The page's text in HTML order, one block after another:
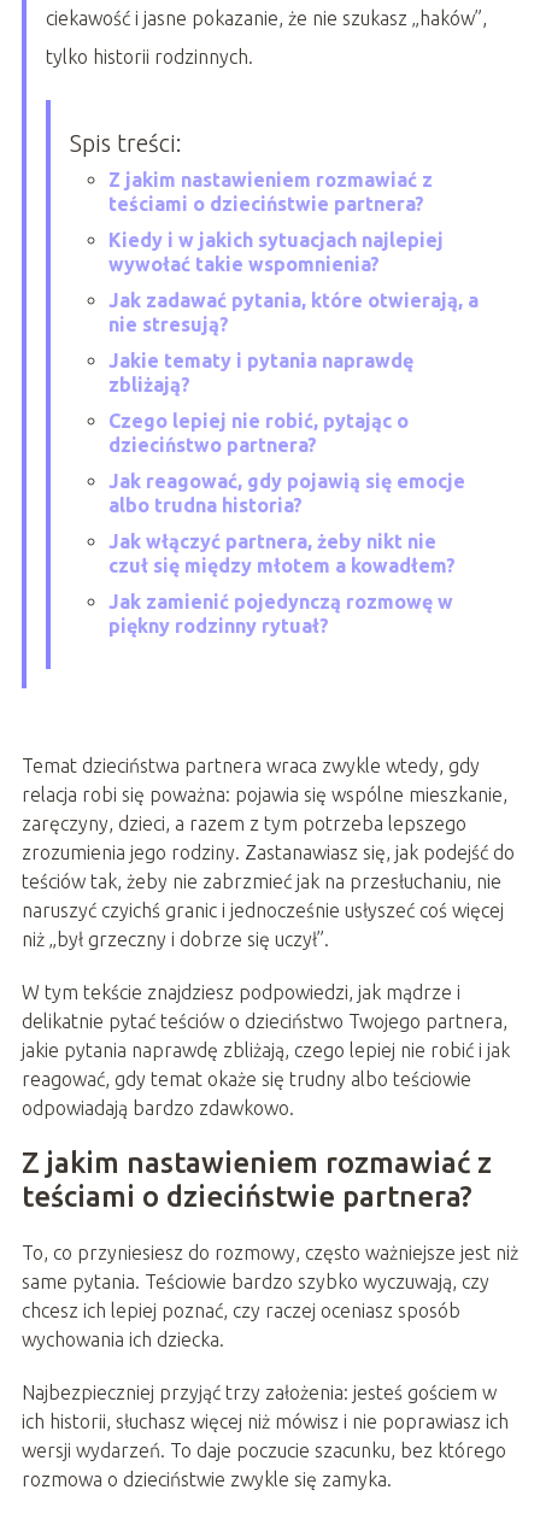
ciekawość i jasne pokazanie, że nie szukasz „haków”,
tylko historii rodzinnych.
Spis treści:
Z jakim nastawieniem rozmawiać z
teściami o dzieciństwie partnera?
Kiedy i w jakich sytuacjach najlepiej
wywołać takie wspomnienia?
Jak zadawać pytania, które otwierają, a
nie stresują?
Jakie tematy i pytania naprawdę
zbliżają?
Czego lepiej nie robić, pytając o
dzieciństwo partnera?
Jak reagować, gdy pojawią się emocje
albo trudna historia?
Jak włączyć partnera, żeby nikt nie
czuł się między młotem a kowadłem?
Jak zamienić pojedynczą rozmowę w
piękny rodzinny rytuał?
Temat dzieciństwa partnera wraca zwykle wtedy, gdy
relacja robi się poważna: pojawia się wspólne mieszkanie,
zaręczyny, dzieci, a razem z tym potrzeba lepszego
zrozumienia jego rodziny. Zastanawiasz się, jak podejść do
teściów tak, żeby nie zabrzmieć jak na przesłuchaniu, nie
naruszyć czyichś granic i jednocześnie usłyszeć coś więcej
niż „był grzeczny i dobrze się uczył”.
W tym tekście znajdziesz podpowiedzi, jak mądrze i
delikatnie pytać teściów o dzieciństwo Twojego partnera,
jakie pytania naprawdę zbliżają, czego lepiej nie robić i jak
reagować, gdy temat okaże się trudny albo teściowie
odpowiadają bardzo zdawkowo.
Z jakim nastawieniem rozmawiać z
teściami o dzieciństwie partnera?
To, co przyniesiesz do rozmowy, często ważniejsze jest niż
same pytania. Teściowie bardzo szybko wyczuwają, czy
chcesz ich lepiej poznać, czy raczej oceniasz sposób
wychowania ich dziecka.
Najbezpieczniej przyjąć trzy założenia: jesteś gościem w
ich historii, słuchasz więcej niż mówisz i nie poprawiasz ich
wersji wydarzeń. To daje poczucie szacunku, bez którego
rozmowa o dzieciństwie zwykle się zamyka.